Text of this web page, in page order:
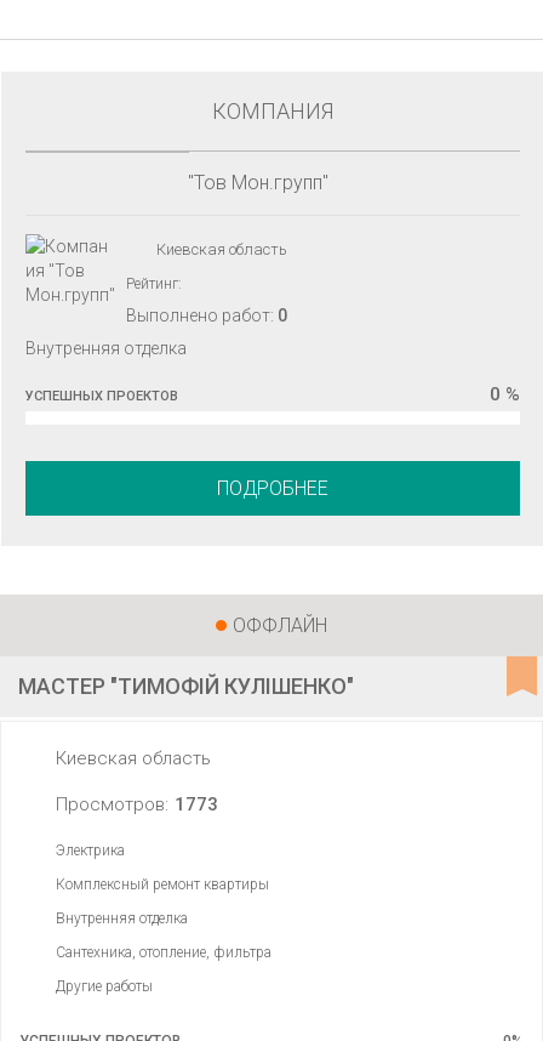
КОМПАНИЯ
"Тов Мон.групп"
Киевская область
Рейтинг:
Выполнено работ: 0
Внутренняя отделка
0 %
УСПЕШНЫХ ПРОЕКТОВ
ПОДРОБНЕЕ
ОФФЛАЙН
МАСТЕР "ТИМОФІЙ КУЛІШЕНКО"
Киевская область
Просмотров: 1773
Электрика
Комплексный ремонт квартиры
Внутренняя отделка
Сантехника, отопление, фильтра
Другие работы